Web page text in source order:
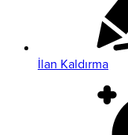
İlan Kaldırma